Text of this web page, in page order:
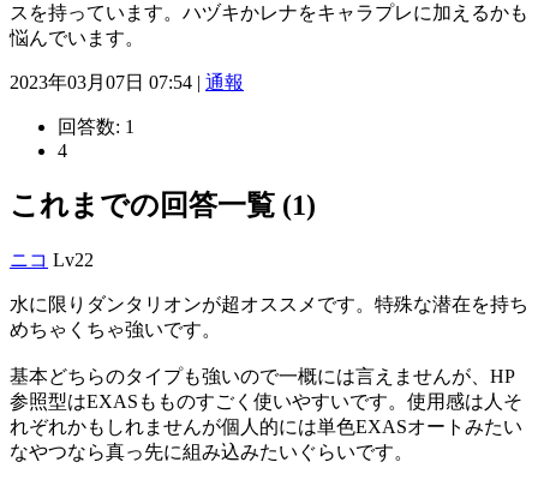
スを持っています。ハヅキかレナをキャラプレに加えるかも
悩んでいます。
2023年03月07日 07:54 | 通報
回答数: 1
4
これまでの回答一覧 (1)
ニコ Lv22
水に限りダンタリオンが超オススメです。特殊な潜在を持ち
めちゃくちゃ強いです。
基本どちらのタイプも強いので一概には言えませんが、HP
参照型はEXASもものすごく使いやすいです。使用感は人そ
れぞれかもしれませんが個人的には単色EXASオートみたい
なやつなら真っ先に組み込みたいぐらいです。